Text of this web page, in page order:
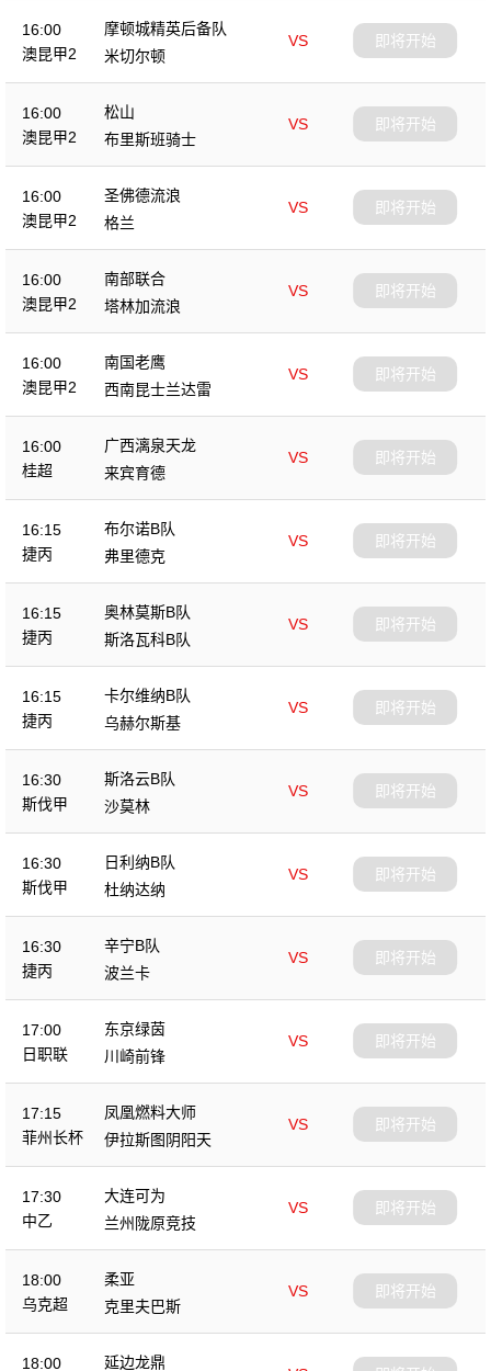
16:00
澳昆甲2
摩顿城精英后备队
VS
米切尔顿
即将开始
16:00
澳昆甲2
松山
VS
布里斯班骑士
即将开始
16:00
澳昆甲2
圣佛德流浪
VS
格兰
即将开始
16:00
澳昆甲2
南部联合
VS
塔林加流浪
即将开始
16:00
澳昆甲2
南国老鹰
VS
西南昆士兰达雷
即将开始
16:00
桂超
广西漓泉天龙
VS
来宾育德
即将开始
16:15
捷丙
布尔诺B队
VS
弗里德克
即将开始
16:15
捷丙
奥林莫斯B队
VS
斯洛瓦科B队
即将开始
16:15
捷丙
卡尔维纳B队
VS
乌赫尔斯基
即将开始
16:30
斯伐甲
斯洛云B队
VS
沙莫林
即将开始
16:30
斯伐甲
日利纳B队
VS
杜纳达纳
即将开始
16:30
捷丙
辛宁B队
VS
波兰卡
即将开始
17:00
日职联
东京绿茵
VS
川崎前锋
即将开始
17:15
菲州长杯
凤凰燃料大师
VS
伊拉斯图阴阳天
即将开始
17:30
中乙
大连可为
VS
兰州陇原竞技
即将开始
18:00
乌克超
柔亚
VS
克里夫巴斯
即将开始
18:00 延边龙鼎